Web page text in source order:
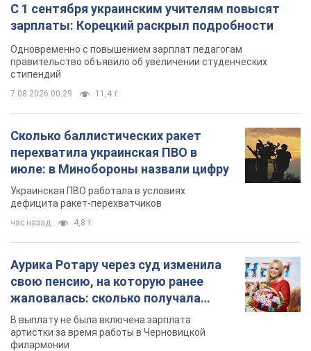
С 1 сентября украинским учителям повысят
зарплаты: Корецкий раскрыл подробности
Одновременно с повышением зарплат педагогам
правительство объявило об увеличении студенческих
стипендий
7.08.2026 00:29 11,4 т.
Сколько баллистических ракет
перехватила украинская ПВО в
июле: в Минобороны назвали цифру
Украинская ПВО работала в условиях
дефицита ракет-перехватчиков
час назад 4,8 т.
Аурика Ротару через суд изменила
свою пенсию, на которую ранее
жаловалась: сколько получала
певица
В выплату не была включена зарплата
артистки за время работы в Черновицкой
филармонии